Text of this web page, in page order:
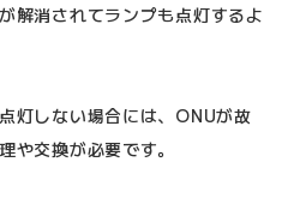
解消されてランプも点灯するよ
灯しない場合には、ONUが故
や交換が必要です。